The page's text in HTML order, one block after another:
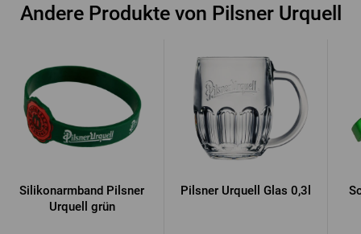
Andere Produkte von Pilsner Urquell
Silikonarmband Pilsner
Urquell grün
Pilsner Urquell Glas 0,3l